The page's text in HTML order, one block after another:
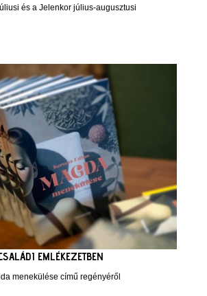
és a Jelenkor július-augusztusi
EMLÉKEZETBEN
menekülése című regényéről